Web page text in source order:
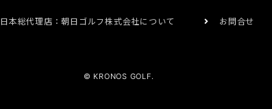
日本総代理店：朝日ゴルフ株式会社について お問合せ
© KRONOS GOLF.